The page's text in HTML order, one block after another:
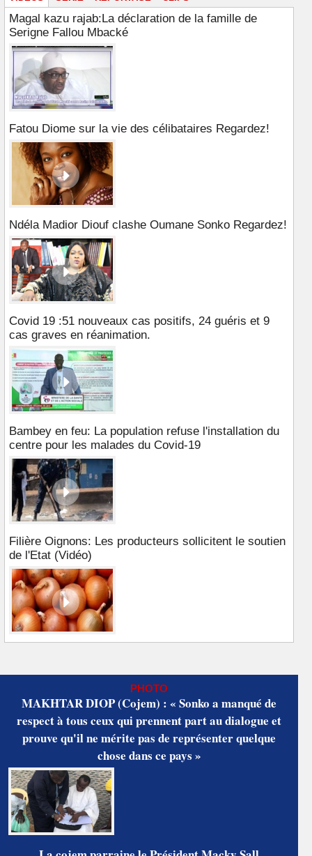
Magal kazu rajab:La déclaration de la famille de
Serigne Fallou Mbacké
Fatou Diome sur la vie des célibataires Regardez!
Ndéla Madior Diouf clashe Oumane Sonko Regardez!
Covid 19 :51 nouveaux cas positifs, 24 guéris et 9
cas graves en réanimation.
Bambey en feu: La population refuse l'installation du
centre pour les malades du Covid-19
Filière Oignons: Les producteurs sollicitent le soutien
de l'Etat (Vidéo)
PHOTO
MAKHTAR DIOP (Cojem) : « Sonko a manqué de
respect à tous ceux qui prennent part au dialogue et
prouve qu'il ne mérite pas de représenter quelque
chose dans ce pays »